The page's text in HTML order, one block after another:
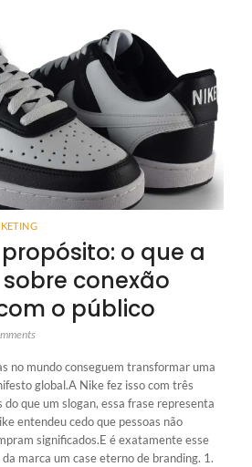
o que a
conexão
o público
no mundo conseguem transformar uma
global.A Nike fez isso com três
que um slogan, essa frase representa
entendeu cedo que pessoas não
significados.E é exatamente esse
marca um case eterno de branding. 1.